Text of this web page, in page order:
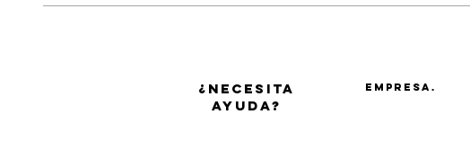
O prazo de entrega varia de acordo com a região.
32 dias úteis.
¿NECESITA
AYUDA?
EMPRESA.